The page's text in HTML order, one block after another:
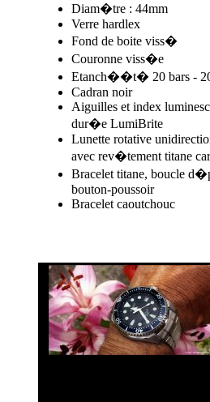
Diam�tre : 44mm
Verre hardlex
Fond de boite viss�
Couronne viss�e
Etanch��t� 20 bars -
Cadran noir
Aiguilles et index
dur�e LumiBrite
Lunette rotative
avec rev�tement titane
Bracelet titane, boucle
bouton-poussoir
Bracelet caoutchouc